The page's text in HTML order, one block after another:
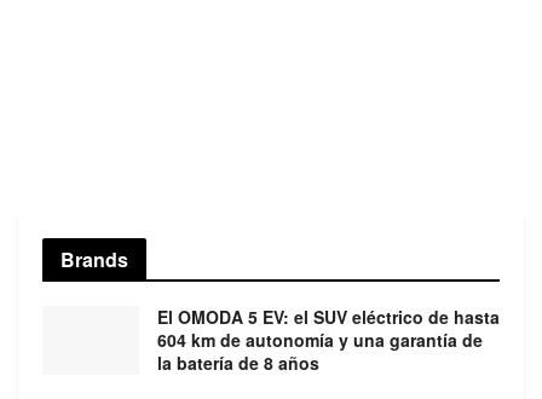
Brands
El OMODA 5 EV: el SUV eléctrico de hasta
604 km de autonomía y una garantía de
la batería de 8 años